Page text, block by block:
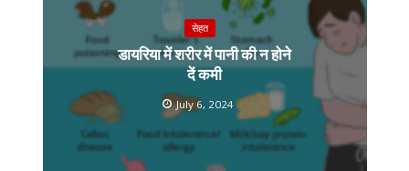
सेहत
डायरिया में शरीर में पानी की न होने
दें कमी
July 6, 2024